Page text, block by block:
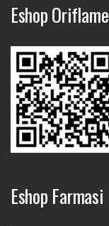
Eshop Oriflame
Eshop Farmasi